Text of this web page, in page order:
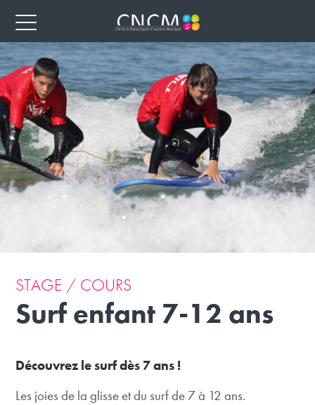
STAGE / COURS
Surf enfant 7-12 ans
Découvrez le surf dès 7 ans !
Les joies de la glisse et du surf de 7 à 12 ans.